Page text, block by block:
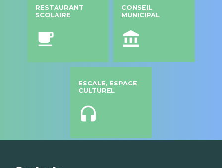
RESTAURANT
SCOLAIRE
local_cafe
CONSEIL
MUNICIPAL
account_balance
ESCALE, ESPACE
CULTUREL
headset